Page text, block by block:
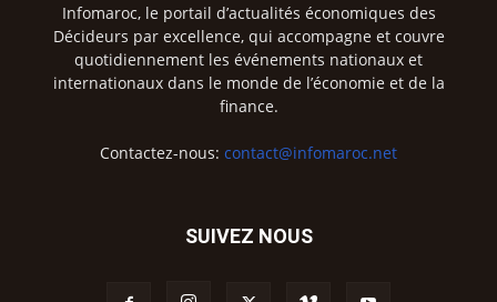
Infomaroc, le portail d’actualités économiques des
Décideurs par excellence, qui accompagne et couvre
quotidiennement les événements nationaux et
internationaux dans le monde de l’économie et de la
finance.
Contactez-nous: contact@infomaroc.net
SUIVEZ NOUS